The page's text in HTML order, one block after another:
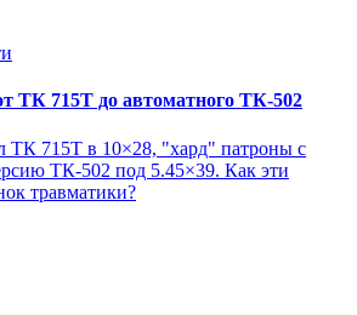
ТК 715Т до автоматного ТК-502
ТК 715Т в 10×28, "хард" патроны с
ТК-502 под 5.45×39. Как эти
травматики?